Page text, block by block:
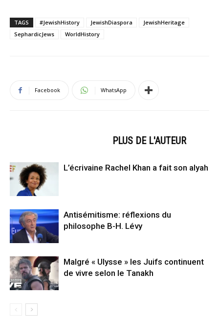
TAGS #JewishHistory JewishDiaspora
JewishHeritage
SephardicJews
WorldHistory
Facebook WhatsApp
PLUS DE L'AUTEUR
L’écrivaine Rachel Khan a fait son alyah
Antisémitisme: réflexions du
philosophe B-H. Lévy
Malgré « Ulysse » les Juifs continuent
de vivre selon le Tanakh